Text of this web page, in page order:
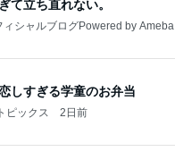
て立ち直れない。
ィシャルブログPowered by Ameba
しすぎる学童のお弁当
ピックス 2日前